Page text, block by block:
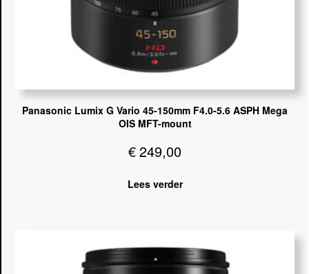
Panasonic Lumix G Vario 45-150mm F4.0-5.6 ASPH Mega
OIS MFT-mount
€249,00
Lees verder